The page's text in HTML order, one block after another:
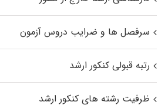
سرفصل ها و ضرایب دروس آزمون
رتبه قبولی کنکور ارشد
ظرفیت رشته های کنکور ارشد